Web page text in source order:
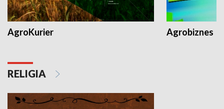
AgroKurier Agrobiznes
RELIGIA